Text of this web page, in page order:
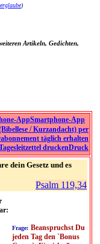
)
Artikeln, Gedichten,
Smartphone-App
Druck
dein Gesetz und es
Psalm 119,34
Frage: Beanspruchst Du
jeden Tag den `Bonus